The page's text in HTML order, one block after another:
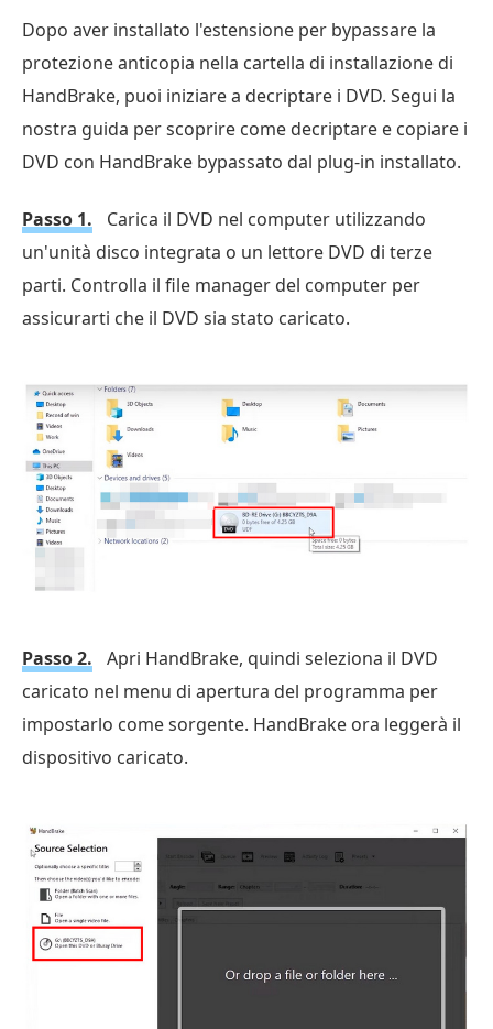
Dopo aver installato l'estensione per bypassare la
protezione anticopia nella cartella di installazione di
HandBrake, puoi iniziare a decriptare i DVD. Segui la
nostra guida per scoprire come decriptare e copiare i
DVD con HandBrake bypassato dal plug-in installato.
Passo 1.
Carica il DVD nel computer utilizzando
un'unità disco integrata o un lettore DVD di terze
parti. Controlla il file manager del computer per
assicurarti che il DVD sia stato caricato.
Passo 2.
Apri HandBrake, quindi seleziona il DVD
caricato nel menu di apertura del programma per
impostarlo come sorgente. HandBrake ora leggerà il
dispositivo caricato.